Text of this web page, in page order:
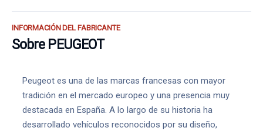
INFORMACIÓN DEL FABRICANTE
Sobre PEUGEOT
Peugeot es una de las marcas francesas con mayor
tradición en el mercado europeo y una presencia muy
destacada en España. A lo largo de su historia ha
desarrollado vehículos reconocidos por su diseño,